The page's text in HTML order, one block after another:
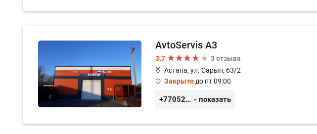
AvtoServis A3
3.7
3 отзыва
Астана, ул. Сарын, 63/2
Закрытодо пт 09:00
+77052327760 - показать